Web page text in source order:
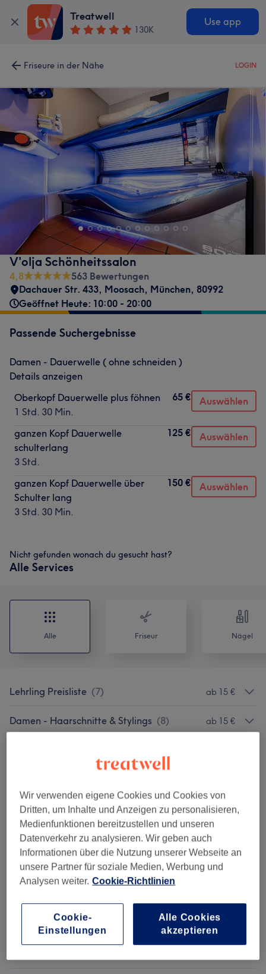
Treatwell
130K
Use app
Friseure in der Nähe LOGIN
V'olja Schönheitssalon
4,8
563 Bewertungen
Dachauer Str. 433, Moosach, München, 80992
Geöffnet Heute: 10:00 - 20:00
Passende Suchergebnisse
Damen - Dauerwelle ( ohne schneiden )
Details anzeigen
Oberkopf Dauerwelle plus föhnen
1 Std. 30 Min.
65 € Auswählen
ganzen Kopf Dauerwelle
schulterlang
3 Std.
125 € Auswählen
ganzen Kopf Dauerwelle über
Schulter lang
3 Std. 30 Min.
150 € Auswählen
Nicht gefunden wonach du gesucht hast?
Alle Services
Alle Friseur Nägel
Lehrling Preisliste (7) ab 15 €
Damen - Haarschnitte & Stylings (8) ab 15 €
Damen - Coloration, Schnitt & Föhnen (7) ab 100 €
Herren - Haarschnitte & Stylings (1)
Kinder - Haarschnitte & Stylings (2) ab 5 €
Augenbrauen & Wimpernbehandlungen (4 )
Wir verwenden eigene Cookies und Cookies von
Dritten, um Inhalte und Anzeigen zu personalisieren,
Medienfunktionen bereitzustellen und unseren
Datenverkehr zu analysieren. Wir geben auch
Informationen über die Nutzung unserer Webseite an
unsere Partner für soziale Medien, Werbung und
Analysen weiter. Cookie-Richtlinien
Cookie-
Einstellungen
Alle Cookies
akzeptieren